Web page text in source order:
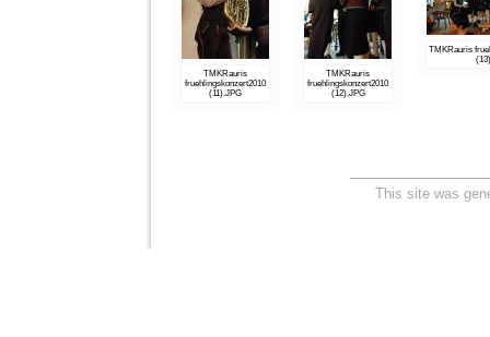
TMKRauris
fruehlingskonzert2010
(11).JPG
TMKRauris
fruehlingskonzert2010
(12).JPG
TMKRauris
This site was